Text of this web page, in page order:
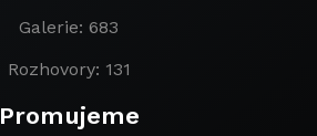
Galerie: 683
Rozhovory: 131
Promujeme